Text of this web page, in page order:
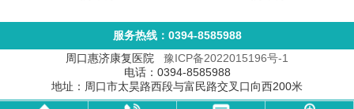
服务热线：0394-8585988
周口惠济康复医院 豫ICP备2022015196号-1
电话：0394-8585988
地址：周口市太昊路西段与富民路交叉口向西200米